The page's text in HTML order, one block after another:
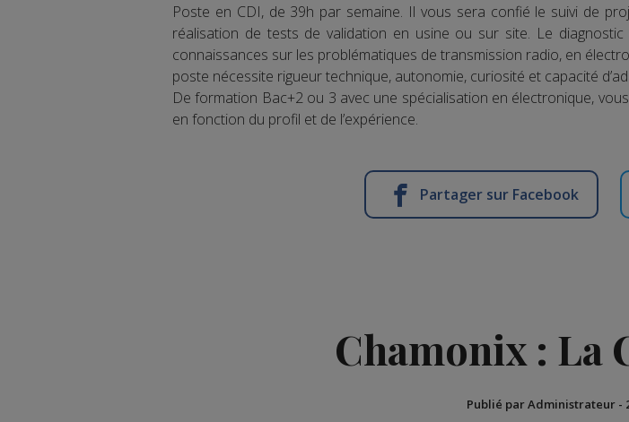
Poste en CDI, de 39h par semaine. Il vous sera confié le suivi de
réalisation de tests de validation en usine ou sur site. Le
connaissances sur les problématiques de transmission radio, en
poste nécessite rigueur technique, autonomie, curiosité et capacité
De formation Bac+2 ou 3 avec une spécialisation en électronique,
en fonction du profil et de l’expérience.
Partager sur Facebook
Chamonix : La
Publié par Administrateur -